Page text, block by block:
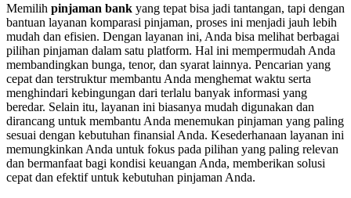
Memilih pinjaman bank yang tepat bisa jadi tantangan, tapi dengan
bantuan layanan komparasi pinjaman, proses ini menjadi jauh lebih
mudah dan efisien. Dengan layanan ini, Anda bisa melihat berbagai
pilihan pinjaman dalam satu platform. Hal ini mempermudah Anda
membandingkan bunga, tenor, dan syarat lainnya. Pencarian yang
cepat dan terstruktur membantu Anda menghemat waktu serta
menghindari kebingungan dari terlalu banyak informasi yang
beredar. Selain itu, layanan ini biasanya mudah digunakan dan
dirancang untuk membantu Anda menemukan pinjaman yang paling
sesuai dengan kebutuhan finansial Anda. Kesederhanaan layanan ini
memungkinkan Anda untuk fokus pada pilihan yang paling relevan
dan bermanfaat bagi kondisi keuangan Anda, memberikan solusi
cepat dan efektif untuk kebutuhan pinjaman Anda.